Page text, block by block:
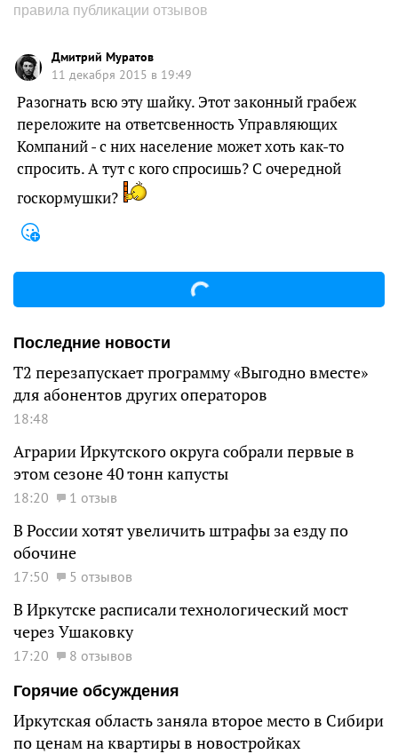
правила публикации отзывов
Дмитрий Муратов
11 декабря 2015 в 19:49
Разогнать всю эту шайку. Этот законный грабеж
переложите на ответсвенность Управляющих
Компаний - с них население может хоть как-то
спросить. А тут с кого спросишь? С очередной
госкормушки?
Последние новости
Т2 перезапускает программу «Выгодно вместе»
для абонентов других операторов
18:48
Аграрии Иркутского округа собрали первые в
этом сезоне 40 тонн капусты
18:20 1 отзыв
В России хотят увеличить штрафы за езду по
обочине
17:50 5 отзывов
В Иркутске расписали технологический мост
через Ушаковку
17:20
8 отзывов
Горячие обсуждения
Иркутская область заняла второе место в Сибири
по ценам на квартиры в новостройках